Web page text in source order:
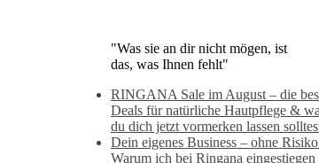
"Was sie an dir nicht mögen, ist
das, was Ihnen fehlt"
RINGANA Sale im August – die
Deals für natürliche Hautpflege &
du dich jetzt vormerken lassen
Dein eigenes Business – ohne
Warum ich bei Ringana eingestiegen